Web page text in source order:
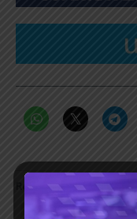
Relacionado